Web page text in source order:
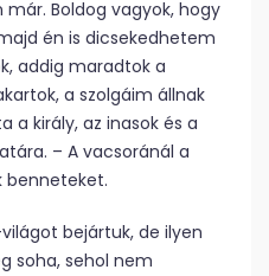
már. Boldog vagyok, hogy
én is dicsekedhetem
addig maradtok a
a szolgáim állnak
a király, az inasok és a
– A vacsoránál a
benneteket.
bejártuk, de ilyen
soha, sehol nem